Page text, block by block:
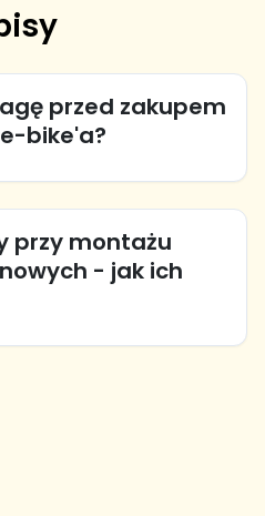
przed zakupem
bike'a?
przy montażu
- jak ich